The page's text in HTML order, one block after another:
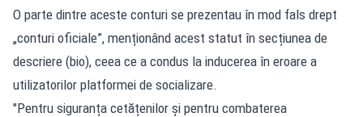
O parte dintre aceste conturi se prezentau în mod fals drept
„conturi oficiale”, menționând acest statut în secțiunea de
descriere (bio), ceea ce a condus la inducerea în eroare a
utilizatorilor platformei de socializare.
"Pentru siguranța cetățenilor și pentru combaterea